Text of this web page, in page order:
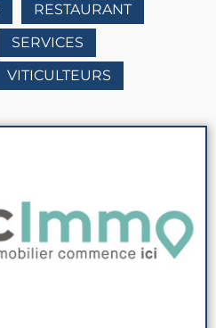
RESTAURANT
SERVICES
VITICULTEURS